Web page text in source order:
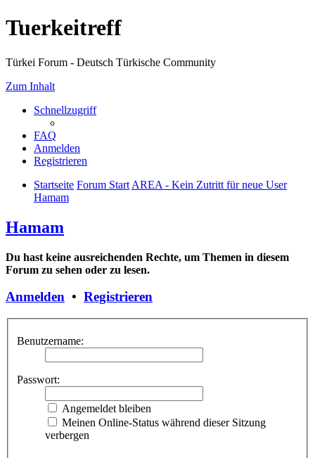
Tuerkeitreff
Türkei Forum - Deutsch Türkische Community
Zum Inhalt
Schnellzugriff
FAQ
Anmelden
Registrieren
Startseite Forum Start AREA - Kein Zutritt für neue User
Hamam
Hamam
Du hast keine ausreichenden Rechte, um Themen in diesem
Forum zu sehen oder zu lesen.
Anmelden • Registrieren
Benutzername:
Passwort:
Angemeldet bleiben
Meinen Online-Status während dieser Sitzung
verbergen